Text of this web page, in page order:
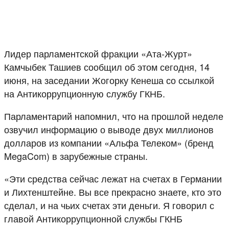
Лидер парламентской фракции «Ата-Журт»
Камчыбек Ташиев сообщил об этом сегодня, 14
июня, на заседании Жогорку Кенеша со ссылкой
на Антикоррупционную службу ГКНБ.
Парламентарий напомнил, что на прошлой неделе
озвучил информацию о выводе двух миллионов
долларов из компании «Альфа Телеком» (бренд
MegaCom) в зарубежные страны.
«Эти средства сейчас лежат на счетах в Германии
и Лихтенштейне. Вы все прекрасно знаете, кто это
сделал, и на чьих счетах эти деньги. Я говорил с
главой Антикоррупционной службы ГКНБ